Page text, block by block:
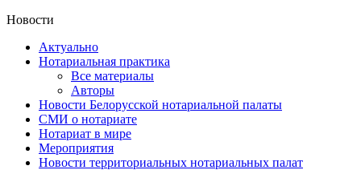
Новости
Актуально
Нотариальная практика
Все материалы
Авторы
Новости Белорусской нотариальной палаты
СМИ о нотариате
Нотариат в мире
Мероприятия
Новости территориальных нотариальных палат